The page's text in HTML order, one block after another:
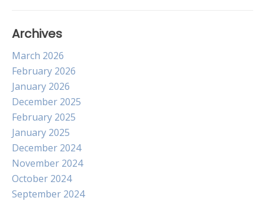
Archives
March 2026
February 2026
January 2026
December 2025
February 2025
January 2025
December 2024
November 2024
October 2024
September 2024